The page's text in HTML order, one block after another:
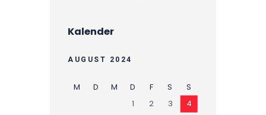
Kalender
AUGUST 2024
M D M D F S
S
1
2 3
4